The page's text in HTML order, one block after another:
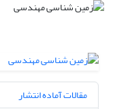
مقالات آماده انتشار